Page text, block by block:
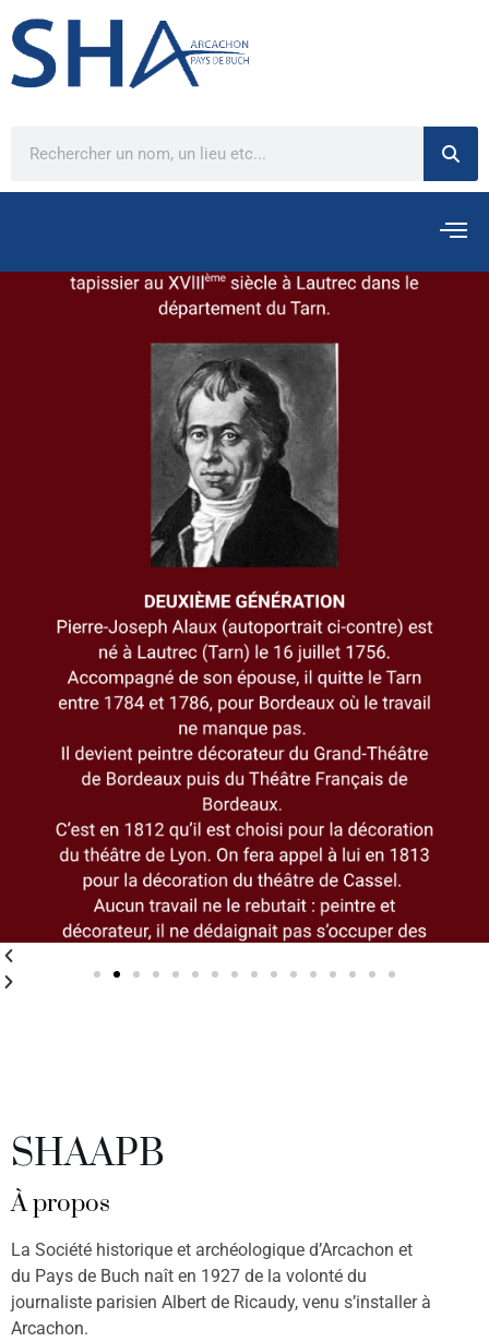
SHAAPB
À propos
La Société historique et archéologique d’Arcachon et
du Pays de Buch naît en 1927 de la volonté du
journaliste parisien Albert de Ricaudy, venu s’installer à
Arcachon.